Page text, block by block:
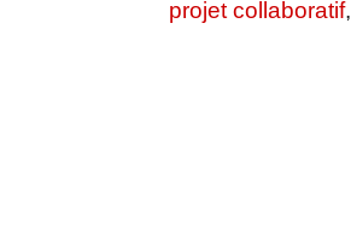
projet collaboratif,